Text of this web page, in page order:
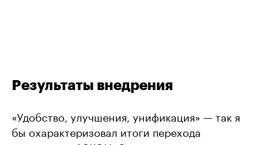
Результаты внедрения
«Удобство, улучшения, унификация» — так я
бы охарактеризовал итоги перехода